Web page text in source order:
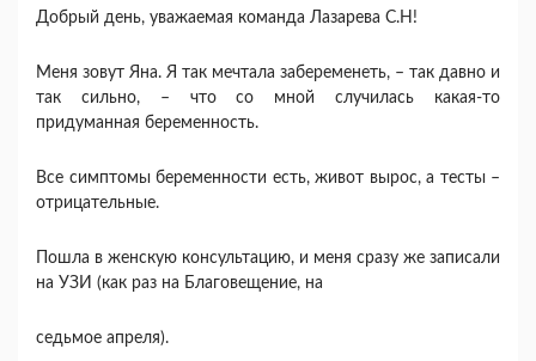
Добрый день, уважаемая команда Лазарева С.Н!
Меня зовут Яна. Я так мечтала забеременеть, – так давно и
так сильно, – что со мной случилась какая-то
придуманная беременность.
Все симптомы беременности есть, живот вырос, а тесты –
отрицательные.
Пошла в женскую консультацию, и меня сразу же записали
на УЗИ (как раз на Благовещение, на
седьмое апреля).